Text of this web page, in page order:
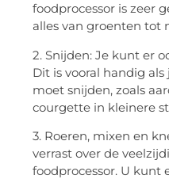
foodprocessor is zeer
alles van groenten tot
2. Snijden: Je kunt er
Dit is vooral handig
moet snijden, zoals
courgette in kleinere
3. Roeren, mixen en
verrast over de
foodprocessor. U kunt